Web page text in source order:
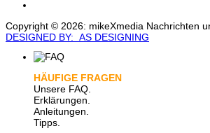
HÄUFIGE FRAGEN
Unsere FAQ.
Erklärungen.
Anleitungen.
Tipps.
Copyright © 2026: mikeXmedia Nachrichten
DESIGNED BY: AS DESIGNING